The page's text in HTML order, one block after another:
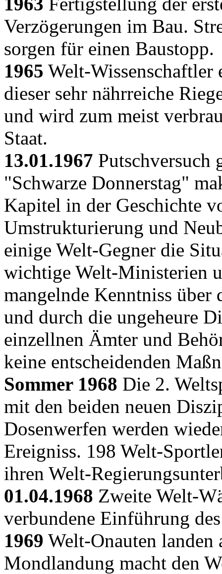
Verzögerungen im Bau.
sorgen für einen Baustopp.
1965 Welt-
dieser sehr nährreiche
und wird zum meist
Staat.
13.01.1967 Putschversuch
"Schwarze Donnerstag"
Kapitel in der Geschichte
Umstrukturierung und
einige Welt-Gegner die
wichtige Welt-Ministerien
mangelnde Kenntniss über
und durch die ungeheure
einzellnen Ämter und
keine entscheidenden
Sommer 1968 Die 2.
mit den beiden neuen
Dosenwerfen werden
Ereigniss. 198 Welt-
ihren Welt-
01.04.1968 Zweite Welt-
verbundene Einführung
1969 Welt-Onauten
Mondlandung macht den